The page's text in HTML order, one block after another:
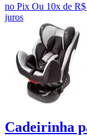
no Pix Ou 10x de
juros
Cadeirinha